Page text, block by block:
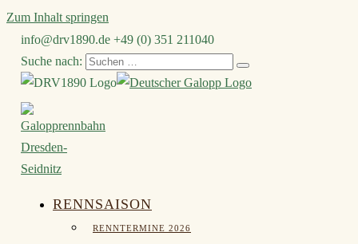
Zum Inhalt springen
info@drv1890.de​ +49 (0) 351 211040
Suche nach:
RENNSAISON
RENNTERMINE 2026